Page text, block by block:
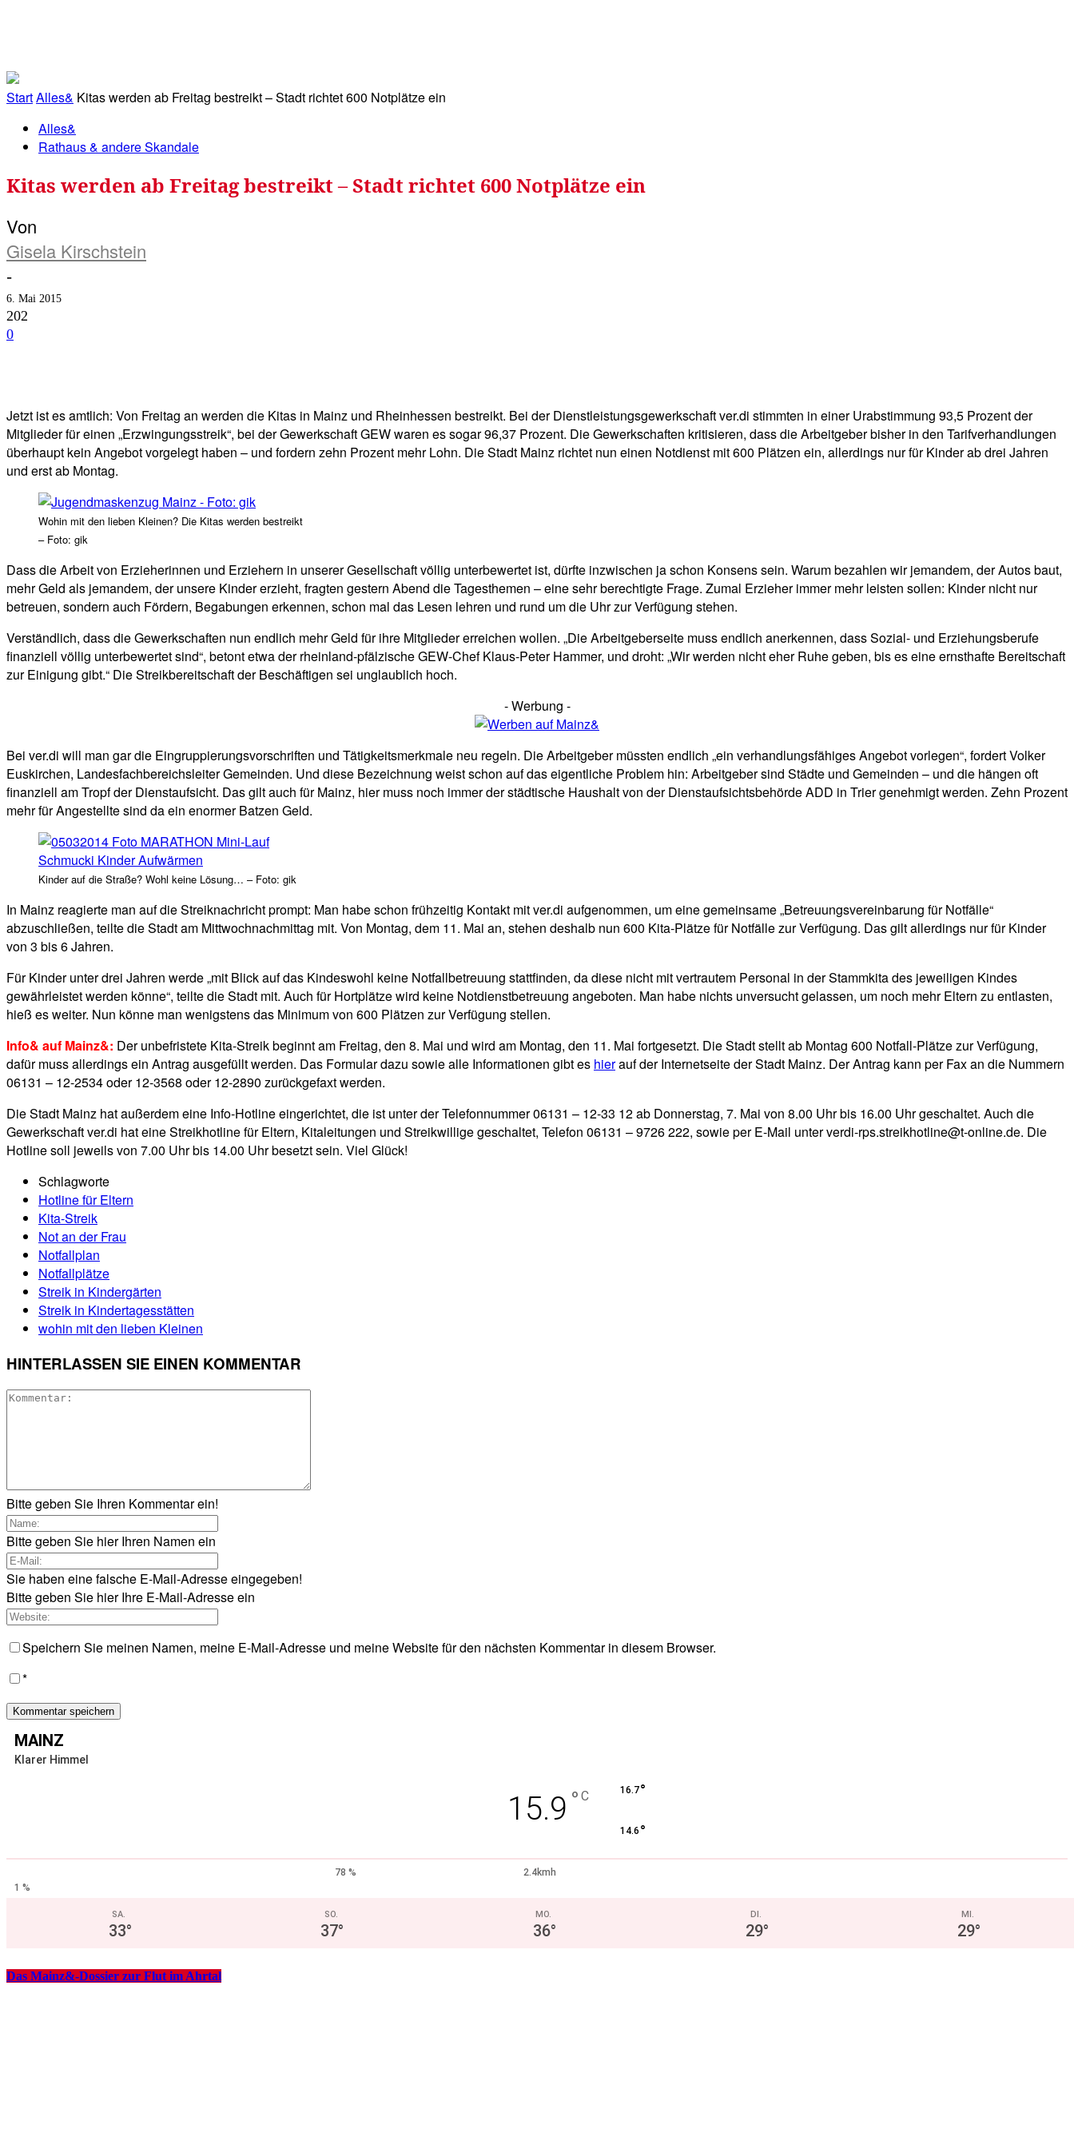
StartAlles& Kitas werden ab Freitag bestreikt – Stadt richtet 600 Notplätze ein
Alles&
Rathaus & andere Skandale
Kitas werden ab Freitag bestreikt – Stadt richtet 600 Notplätze ein
Von
Gisela Kirschstein
-
6. Mai 2015
202
0
Jetzt ist es amtlich: Von Freitag an werden die Kitas in Mainz und Rheinhessen bestreikt. Bei der Dienstleistungsgewerkschaft ver.di stimmten in einer Urabstimmung 93,5 Prozent der
Mitglieder für einen „Erzwingungsstreik“, bei der Gewerkschaft GEW waren es sogar 96,37 Prozent. Die Gewerkschaften kritisieren, dass die Arbeitgeber bisher in den Tarifverhandlungen
überhaupt kein Angebot vorgelegt haben – und fordern zehn Prozent mehr Lohn. Die Stadt Mainz richtet nun einen Notdienst mit 600 Plätzen ein, allerdings nur für Kinder ab drei Jahren
und erst ab Montag.
Wohin mit den lieben Kleinen? Die Kitas werden bestreikt
– Foto: gik
Dass die Arbeit von Erzieherinnen und Erziehern in unserer Gesellschaft völlig unterbewertet ist, dürfte inzwischen ja schon Konsens sein. Warum bezahlen wir jemandem, der Autos baut,
mehr Geld als jemandem, der unsere Kinder erzieht, fragten gestern Abend die Tagesthemen – eine sehr berechtigte Frage. Zumal Erzieher immer mehr leisten sollen: Kinder nicht nur
betreuen, sondern auch Fördern, Begabungen erkennen, schon mal das Lesen lehren und rund um die Uhr zur Verfügung stehen.
Verständlich, dass die Gewerkschaften nun endlich mehr Geld für ihre Mitglieder erreichen wollen. „Die Arbeitgeberseite muss endlich anerkennen, dass Sozial- und Erziehungsberufe
finanziell völlig unterbewertet sind“, betont etwa der rheinland-pfälzische GEW-Chef Klaus-Peter Hammer, und droht: „Wir werden nicht eher Ruhe geben, bis es eine ernsthafte Bereitschaft
zur Einigung gibt.“ Die Streikbereitschaft der Beschäftigen sei unglaublich hoch.
- Werbung -
Bei ver.di will man gar die Eingruppierungsvorschriften und Tätigkeitsmerkmale neu regeln. Die Arbeitgeber müssten endlich „ein verhandlungsfähiges Angebot vorlegen“, fordert Volker
Euskirchen, Landesfachbereichsleiter Gemeinden. Und diese Bezeichnung weist schon auf das eigentliche Problem hin: Arbeitgeber sind Städte und Gemeinden – und die hängen oft
finanziell am Tropf der Dienstaufsicht. Das gilt auch für Mainz, hier muss noch immer der städtische Haushalt von der Dienstaufsichtsbehörde ADD in Trier genehmigt werden. Zehn Prozent
mehr für Angestellte sind da ein enormer Batzen Geld.
Kinder auf die Straße? Wohl keine Lösung… – Foto: gik
In Mainz reagierte man auf die Streiknachricht prompt: Man habe schon frühzeitig Kontakt mit ver.di aufgenommen, um eine gemeinsame „Betreuungsvereinbarung für Notfälle“
abzuschließen, teilte die Stadt am Mittwochnachmittag mit. Von Montag, dem 11. Mai an, stehen deshalb nun 600 Kita-Plätze für Notfälle zur Verfügung. Das gilt allerdings nur für Kinder
von 3 bis 6 Jahren.
Für Kinder unter drei Jahren werde „mit Blick auf das Kindeswohl keine Notfallbetreuung stattfinden, da diese nicht mit vertrautem Personal in der Stammkita des jeweiligen Kindes
gewährleistet werden könne“, teilte die Stadt mit. Auch für Hortplätze wird keine Notdienstbetreuung angeboten. Man habe nichts unversucht gelassen, um noch mehr Eltern zu entlasten,
hieß es weiter. Nun könne man wenigstens das Minimum von 600 Plätzen zur Verfügung stellen.
Info& auf Mainz&: Der unbefristete Kita-Streik beginnt am Freitag, den 8. Mai und wird am Montag, den 11. Mai fortgesetzt. Die Stadt stellt ab Montag 600 Notfall-Plätze zur Verfügung,
dafür muss allerdings ein Antrag ausgefüllt werden. Das Formular dazu sowie alle Informationen gibt es hierauf der Internetseite der Stadt Mainz. Der Antrag kann per Fax an die Nummern
06131 – 12-2534 oder 12-3568 oder 12-2890 zurückgefaxt werden.
Die Stadt Mainz hat außerdem eine Info-Hotline eingerichtet, die ist unter der Telefonnummer 06131 – 12-33 12 ab Donnerstag, 7. Mai von 8.00 Uhr bis 16.00 Uhr geschaltet. Auch die
Gewerkschaft ver.di hat eine Streikhotline für Eltern, Kitaleitungen und Streikwillige geschaltet, Telefon 06131 – 9726 222, sowie per E-Mail unter verdi-rps.streikhotline@t-online.de. Die
Hotline soll jeweils von 7.00 Uhr bis 14.00 Uhr besetzt sein. Viel Glück!
Schlagworte
Hotline für Eltern
Kita-Streik
Not an der Frau
Notfallplan
Notfallplätze
Streik in Kindergärten
Streik in Kindertagesstätten
wohin mit den lieben Kleinen
HINTERLASSEN SIE EINEN KOMMENTAR
Bitte geben Sie Ihren Kommentar ein!
Bitte geben Sie hier Ihren Namen ein
Sie haben eine falsche E-Mail-Adresse eingegeben!
Bitte geben Sie hier Ihre E-Mail-Adresse ein
Speichern Sie meinen Namen, meine E-Mail-Adresse und meine Website für den nächsten Kommentar in diesem Browser.
*
MAINZ
Klarer Himmel
15.9 ° C 16.7°
14.6 °
78 %
2.4kmh
1 %
SA.
33°
SO.
37°
MO.
36°
DI.
29°
MI.
29°
Das Mainz&-Dossier zur Flut im Ahrtal